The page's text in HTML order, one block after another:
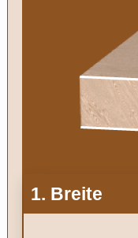
1. Breite